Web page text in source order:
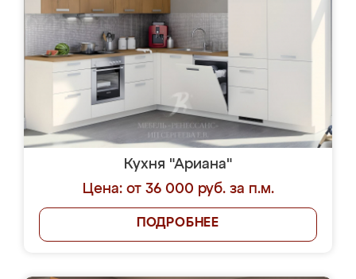
Кухня "Ариана"
Цена: от 36 000 руб. за п.м.
ПОДРОБНЕЕ